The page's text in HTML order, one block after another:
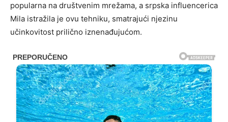
popularna na društvenim mrežama, a srpska influencerica
Mila istražila je ovu tehniku, smatrajući njezinu
učinkovitost prilično iznenađujućom.